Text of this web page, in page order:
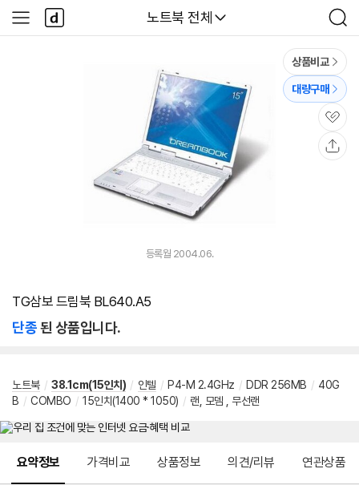
다나와
노트북 전체
검
색
사
이
다
나
와
상품비교
대량구매
관
심
등록월 2004.06.
TG삼보 드림북 BL640.A5
단종된 상품입니다.
노트북 / 38.1cm(15인치) / 인텔 / P4-M 2.4GHz / DDR 256MB / 40G
B / COMBO / 15인치(1400 * 1050) / 랜, 모뎀 , 무선랜
요약정보 가격비교 상품정보 의견/리뷰 연관상품